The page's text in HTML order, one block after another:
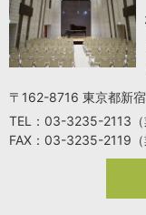
〒162-8716 東京都新
TEL：03-3235-2113（
FAX：03-3235-2119（